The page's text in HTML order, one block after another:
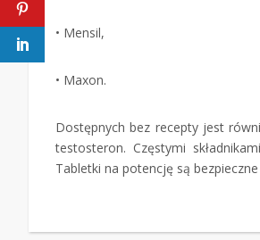
• Mensil,
• Maxon.
Dostępnych bez recepty jest
testosteron. Częstymi
Tabletki na potencję są